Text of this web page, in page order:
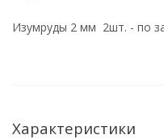
Изумруды 2 мм 2шт. - по
Характеристики